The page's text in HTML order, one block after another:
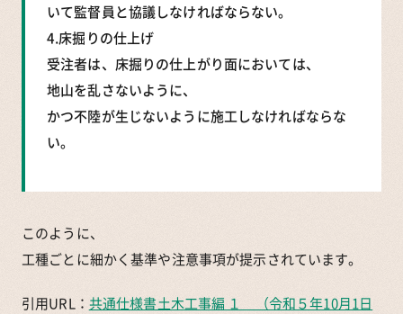
いて監督員と協議しなければならない。
4.床掘りの仕上げ
受注者は、床掘りの仕上がり面においては、
地山を乱さないように、
かつ不陸が生じないように施工しなければならな
い。
このように、
工種ごとに細かく基準や注意事項が提示されています。
引用URL： 共通仕様書土木工事編 １ （令和５年10月1日